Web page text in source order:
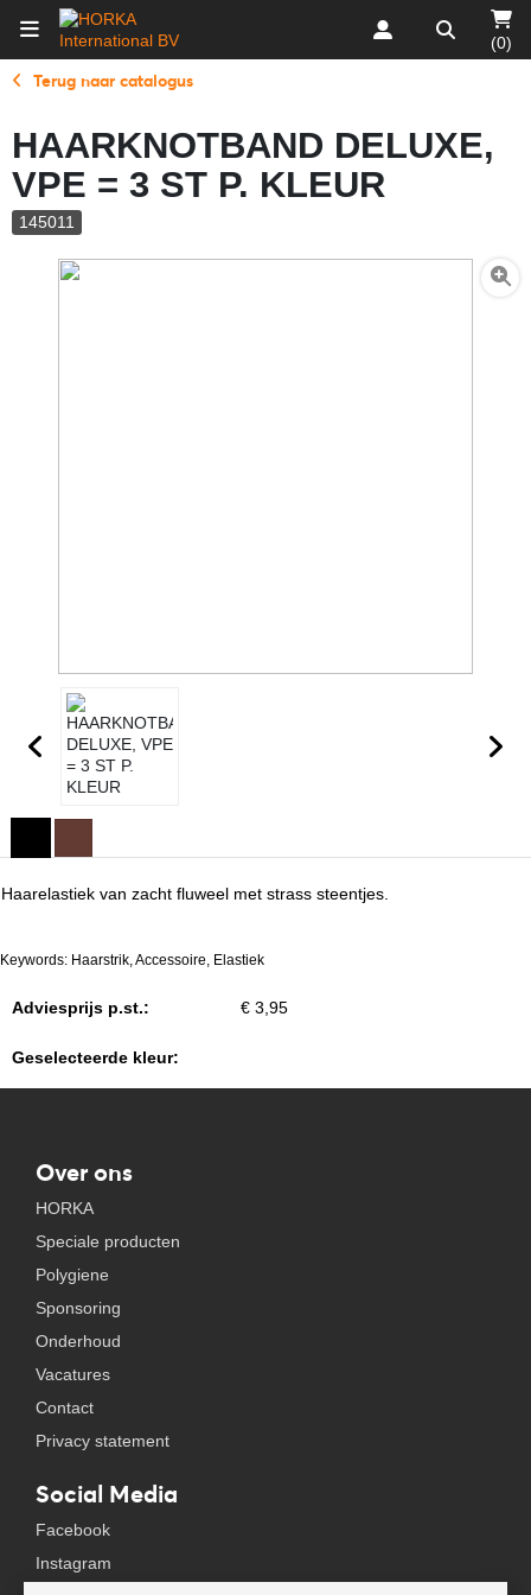
(0)
Terug naar catalogus
HAARKNOTBAND DELUXE,
VPE = 3 ST P. KLEUR
145011
Haarelastiek van zacht fluweel met strass steentjes.
Keywords: Haarstrik, Accessoire, Elastiek
Adviesprijs p.st.: € 3,95
Geselecteerde kleur:
Over ons
HORKA
Speciale producten
Polygiene
Sponsoring
Onderhoud
Vacatures
Contact
Privacy statement
Social Media
Facebook
Instagram